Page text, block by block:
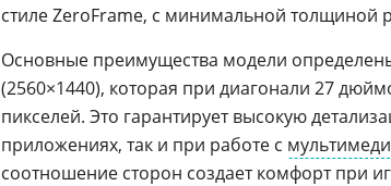
стиле ZeroFrame, с минимальной толщиной
Основные преимущества модели
(2560×1440), которая при диагонали 27
пикселей. Это гарантирует высокую
приложениях, так и при работе с
соотношение сторон создает комфорт при